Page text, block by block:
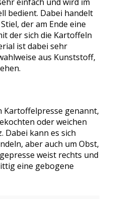
bedient. Dabei handelt
der am Ende eine
der sich die Kartoffeln
ist dabei sehr
aus Kunststoff,
Kartoffelpresse genannt,
oder weichen
Dabei kann es sich
aber auch um Obst,
weist rechts und
eine gebogene